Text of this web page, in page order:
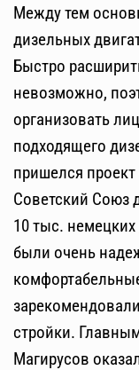
Между тем
дизельных
Быстро
невозможно,
организовать
подходящего
пришелся проект
Советский Союз
10 тыс. немецких
были очень
стройки.
Магирусов